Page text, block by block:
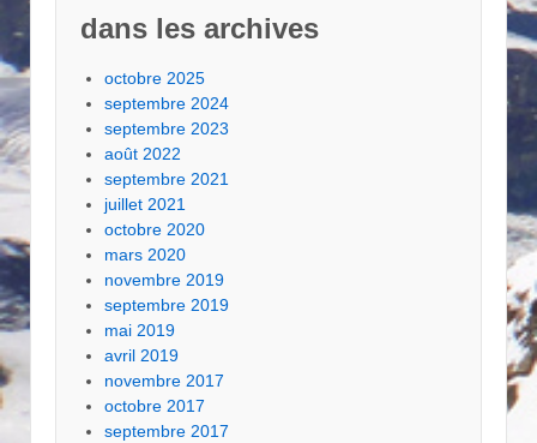
dans les archives
octobre 2025
septembre 2024
septembre 2023
août 2022
septembre 2021
juillet 2021
octobre 2020
mars 2020
novembre 2019
septembre 2019
mai 2019
avril 2019
novembre 2017
octobre 2017
septembre 2017